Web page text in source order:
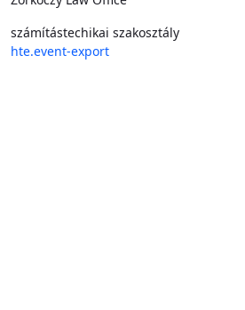
számítástechikai szakosztály
hte.event-export